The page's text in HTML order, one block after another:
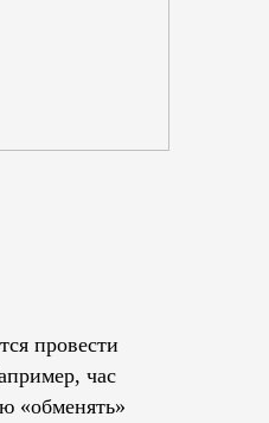
провести
час
«обменять»